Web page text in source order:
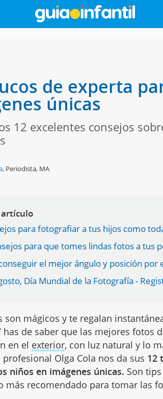
de experta
únicas
12 excelentes consejos
, Periodista, MA
artículo
para fotografiar a tus hijos como
para que tomes lindas fotos a tus
el mejor ángulo y posición por
Día Mundial de la Fotografía -
son mágicos y te regalan
has de saber que las mejores fotos
en el exterior, con luz natural y lo
Olga Cola nos da sus 12
niños en imágenes únicas. Son
más recomendado para tomar las